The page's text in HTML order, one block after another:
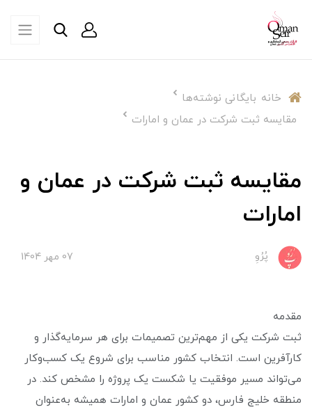
خانه بایگانی نوشته‌ها
مقایسه ثبت شرکت در عمان و امارات
مقایسه ثبت شرکت در عمان و
امارات
پُرُوِ 07 مهر 1404
مقدمه
ثبت شرکت یکی از مهم‌ترین تصمیمات برای هر سرمایه‌گذار و
کارآفرین است. انتخاب کشور مناسب برای شروع یک کسب‌وکار
می‌تواند مسیر موفقیت یا شکست یک پروژه را مشخص کند. در
منطقه خلیج فارس، دو کشور عمان و امارات همیشه به‌عنوان